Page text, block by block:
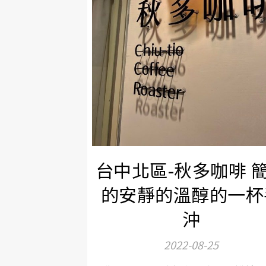
台中北區-秋多咖啡
的安靜的溫醇的一
沖
2022-08-25